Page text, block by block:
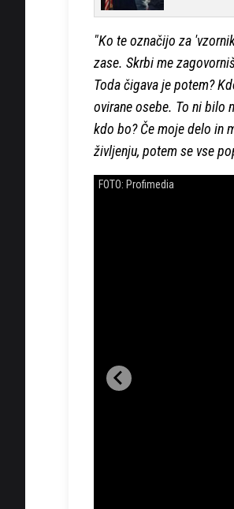
"Ko te označijo za
zase. Skrbi me
Toda čigava je potem?
ovirane osebe. To ni bilo
kdo bo? Če moje delo in
življenju, potem se vse
FOTO: Profimedia